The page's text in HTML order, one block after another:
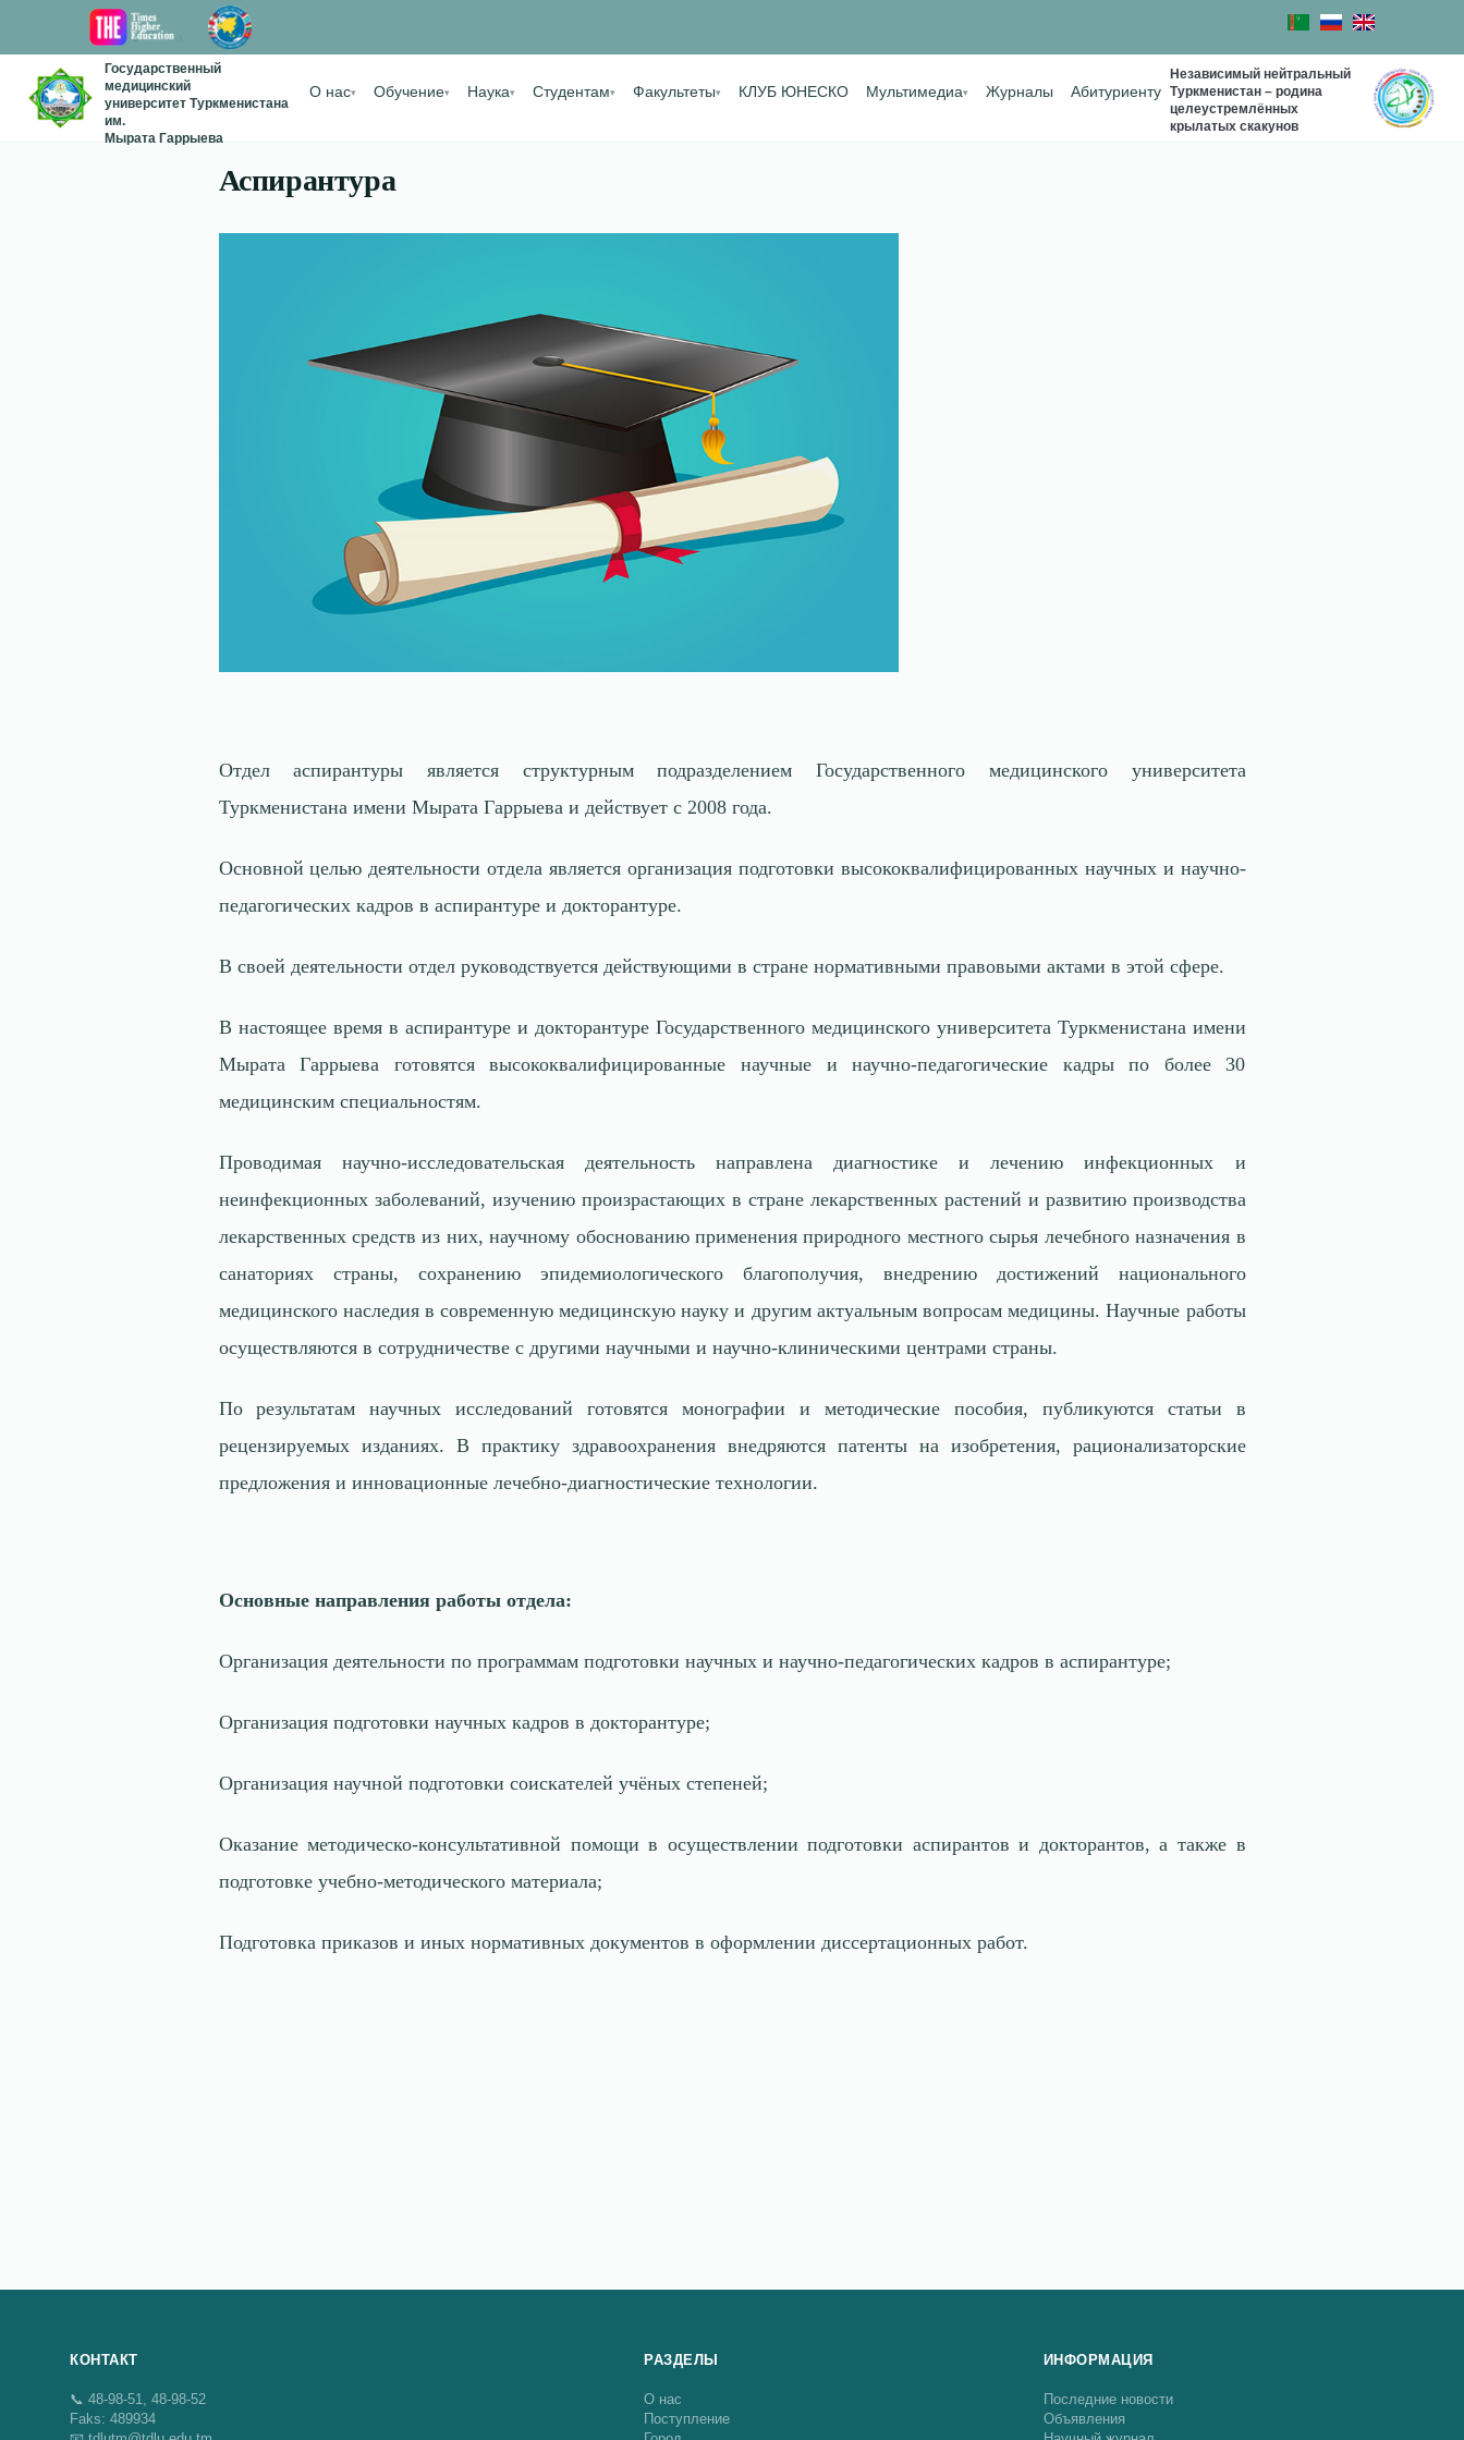
Государственный
медицинский
университет Туркменистана
им.
Мырата Гаррыева
О нас▾ Обучение▾ Наука▾ Студентам▾ Факультеты▾ КЛУБ ЮНЕСКО Мультимедиа▾ Журналы Абитуриенту
Независимый нейтральный
Туркменистан – родина
целеустремлённых
крылатых скакунов
Аспирантура
Отдел аспирантуры является структурным подразделением Государственного медицинского университета
Туркменистана имени Мырата Гаррыева и действует с 2008 года.
Основной целью деятельности отдела является организация подготовки высококвалифицированных научных и научно-
педагогических кадров в аспирантуре и докторантуре.
В своей деятельности отдел руководствуется действующими в стране нормативными правовыми актами в этой сфере.
В настоящее время в аспирантуре и докторантуре Государственного медицинского университета Туркменистана имени
Мырата Гаррыева готовятся высококвалифицированные научные и научно-педагогические кадры по более 30
медицинским специальностям.
Проводимая научно-исследовательская деятельность направлена диагностике и лечению инфекционных и
неинфекционных заболеваний, изучению произрастающих в стране лекарственных растений и развитию производства
лекарственных средств из них, научному обоснованию применения природного местного сырья лечебного назначения в
санаториях страны, сохранению эпидемиологического благополучия, внедрению достижений национального
медицинского наследия в современную медицинскую науку и другим актуальным вопросам медицины. Научные работы
осуществляются в сотрудничестве с другими научными и научно-клиническими центрами страны.
По результатам научных исследований готовятся монографии и методические пособия, публикуются статьи в
рецензируемых изданиях. В практику здравоохранения внедряются патенты на изобретения, рационализаторские
предложения и инновационные лечебно-диагностические технологии.
Основные направления работы отдела:
Организация деятельности по программам подготовки научных и научно-педагогических кадров в аспирантуре;
Организация подготовки научных кадров в докторантуре;
Организация научной подготовки соискателей учёных степеней;
Оказание методическо-консультативной помощи в осуществлении подготовки аспирантов и докторантов, а также в
подготовке учебно-методического материала;
Подготовка приказов и иных нормативных документов в оформлении диссертационных работ.
КОНТАКТ
📞 48-98-51, 48-98-52
Faks: 489934
РАЗДЕЛЫ
О нас
Поступление
ИНФОРМАЦИЯ
Последние новости
Объявления